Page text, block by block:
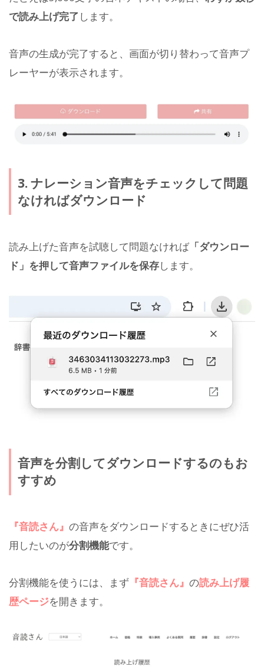
で読み上げ完了 します。
音声の生成が完了すると、画面が切り替わって音声プ
レーヤーが表示されます。
3. ナレーション音声をチェックして問題
なければダウンロード
読み上げた音声を試聴して問題なければ「ダウンロー
ド」を押して音声ファイルを保存します。
音声を分割してダウンロードするのもお
すすめ
『音読さん』 の音声をダウンロードするときにぜひ活
用したいのが分割機能です。
分割機能を使うには、まず 『音読さん』 の読み上げ履
歴ページを開きます。